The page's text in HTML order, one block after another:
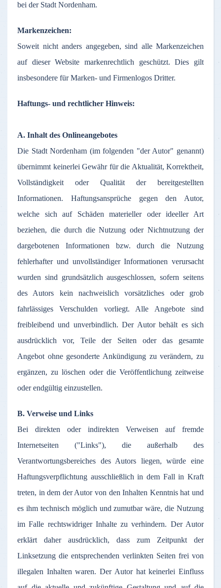
bei der Stadt Nordenham.
Markenzeichen:
Soweit nicht anders angegeben, sind alle Markenzeichen
auf dieserWebsitemarkenrechtlich geschützt. Dies gilt
insbesondere für Marken- und Firmenlogos Dritter.
Haftungs- und rechtlicher Hinweis:
A. Inhalt des Onlineangebotes
Die Stadt Nordenham (im folgenden "der Autor" genannt)
übernimmt keinerlei Gewähr fürdie Aktualität, Korrektheit,
Vollständigkeit
oder Qualität der
bereitgestellten
Informationen. Haftungsansprüche gegen den Autor,
welche
sich auf Schäden materieller oder ideellerArt
beziehen, die durch dieNutzung oder Nichtnutzung der
dargebotenen
Informationen bzw.durch dieNutzung
fehlerhafterund unvollständiger Informationen verursacht
wurden sind grundsätzlich ausgeschlossen,sofern seitens
des Autors kein nachweislich vorsätzliches oder
grob
fahrlässiges
Verschulden vorliegt. Alle Angebote
sind
freibleibend und unverbindlich.Der Autor behält es sich
ausdrücklich
vor, Teile der Seiten oder das
gesamte
Angebot ohne gesonderte Ankündigung zu verändern,zu
ergänzen,zu löschen oderdie Veröffentlichung zeitweise
oder endgültig einzustellen.
B. Verweise und Links
Bei
direkten oder indirekten Verweisen auf
fremde
Internetseiten ("Links"), die außerhalb des
Verantwortungsbereiches des Autors liegen,würde eine
Haftungsverpflichtung ausschließlich indem Fall in Kraft
treten, indem der Autorvon denInhalten Kenntnishat und
es ihm technisch möglich undzumutbar wäre, die Nutzung
im Falle rechtswidriger Inhalte zu verhindern. Der Autor
erklärt
daher ausdrücklich, dass zum Zeitpunkt
der
Linksetzung die entsprechenden verlinkten Seiten frei von
illegalen Inhalten waren.Der Autorhatkeinerlei Einfluss